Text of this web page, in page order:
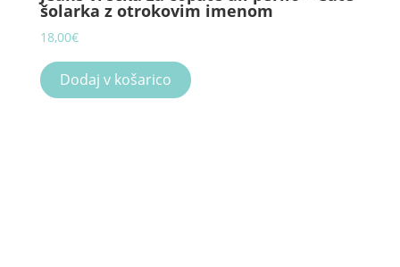
šolarka z otrokovim imenom
18,00€
Dodaj v košarico